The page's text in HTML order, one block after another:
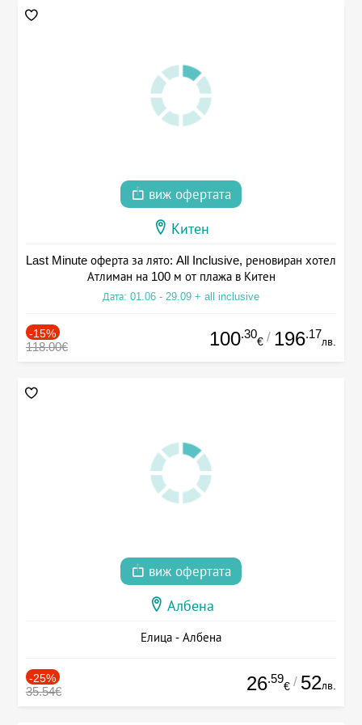
виж офертата
Китен
Last Minute оферта за лято: All Inclusive, реновиран хотел
Атлиман на 100 м от плажа в Китен
Дата: 01.06 - 29.09 + all inclusive
-15%
118.00€ 100.30
€ / 196.17
лв.
виж офертата
Албена
Елица - Албена
-25%
35.54€ 26.59
€ / 52лв.